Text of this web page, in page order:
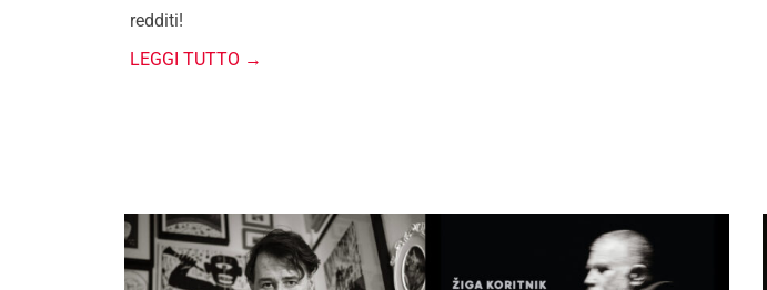
redditi!
LEGGI TUTTO →